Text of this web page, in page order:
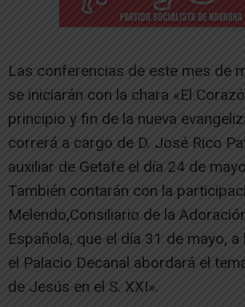
Las conferencias de este mes de
se iniciarán con la chara «El
principio y fin de la nueva
correrá a cargo de D. José Rico
auxiliar de Getafe el día 24 de
También contarán con la
Melendo,Consiliario de la
Española, que el día 31 de mayo, a
el Palacio Decanal abordará el
de Jesús en el S. XXI».